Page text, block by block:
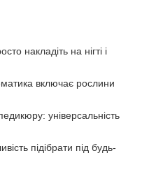
накладіть на нігті і
включає рослини
універсальність
підібрати під будь-